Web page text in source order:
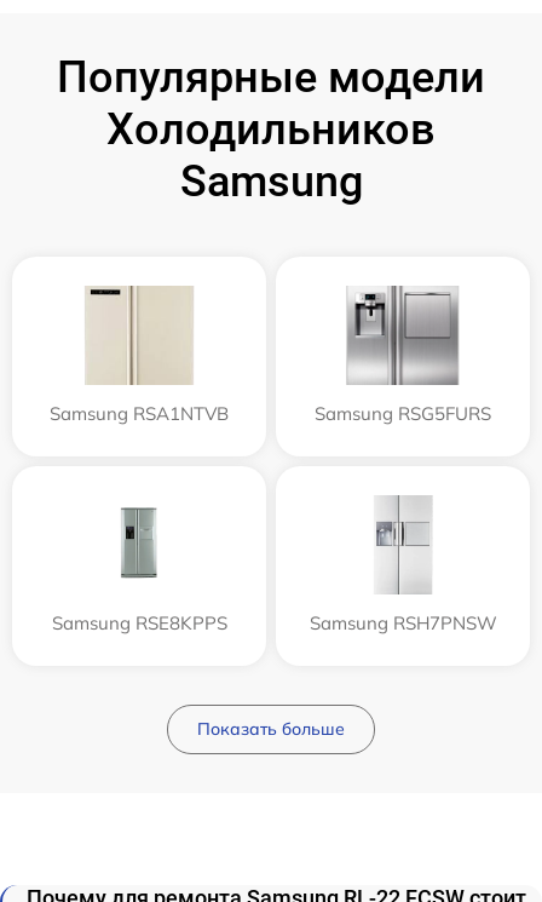
Популярные модели
Холодильников
Samsung
Samsung RSA1NTVB Samsung RSG5FURS
Samsung RSE8KPPS Samsung RSH7PNSW
Показать больше